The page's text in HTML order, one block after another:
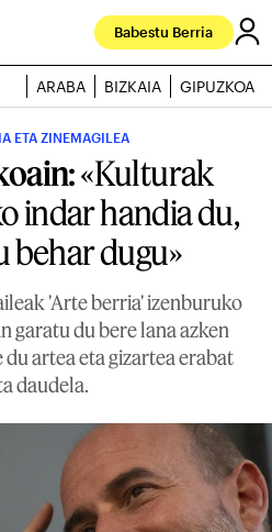
Babestu Berria
ARABA BIZKAIA GIPUZKOA
ETA ZINEMAGILEA
«Kulturak
indar handia du,
behar dugu»
'Arte berria' izenburuko
garatu du bere lana azken
artea eta gizartea erabat
daudela.